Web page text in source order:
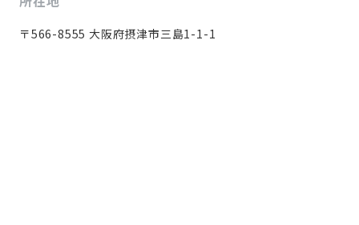
〒566-8555 大阪府摂津市三島1-1-1